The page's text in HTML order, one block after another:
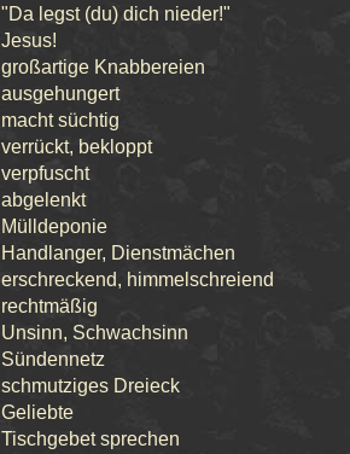
"Da legst (du) dich nieder!"
Jesus!
großartige Knabbereien
ausgehungert
macht süchtig
verrückt, bekloppt
verpfuscht
abgelenkt
Mülldeponie
Handlanger, Dienstmächen
erschreckend, himmelschreiend
rechtmäßig
Unsinn, Schwachsinn
Sündennetz
schmutziges Dreieck
Geliebte
Tischgebet sprechen